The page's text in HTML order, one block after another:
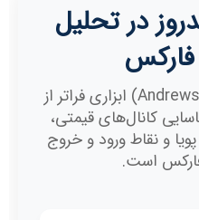
در تحلیل
فارکس
چنگال اندروز (Andrews’ Pitchfork) ابزاری فراتر از
کانال‌های قیمتی،
و نقاط ورود و خروج
فارکس است.